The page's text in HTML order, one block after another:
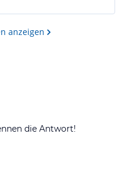
anzeigen
die Antwort!